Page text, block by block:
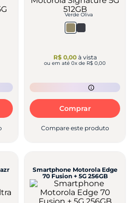
Verde Oliva
R$ 0,00à vista
ou em até 0x de R$ 0,00
Comprar
Compare este produto
Smartphone Motorola Edge
70 Fusion + 5G 256GB